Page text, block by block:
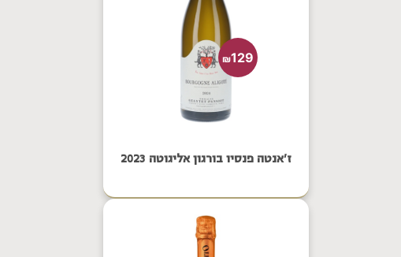
ז'אנטה פנסיו בורגון אליגוטה 2023
₪129